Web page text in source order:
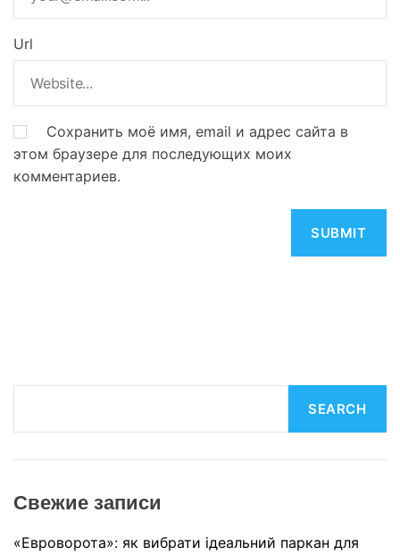
Url
Сохранить моё имя, email и адрес сайта в
этом браузере для последующих моих
комментариев.
r
h
SEARCH
Свежие записи
«Евроворота»: як вибрати ідеальний паркан для